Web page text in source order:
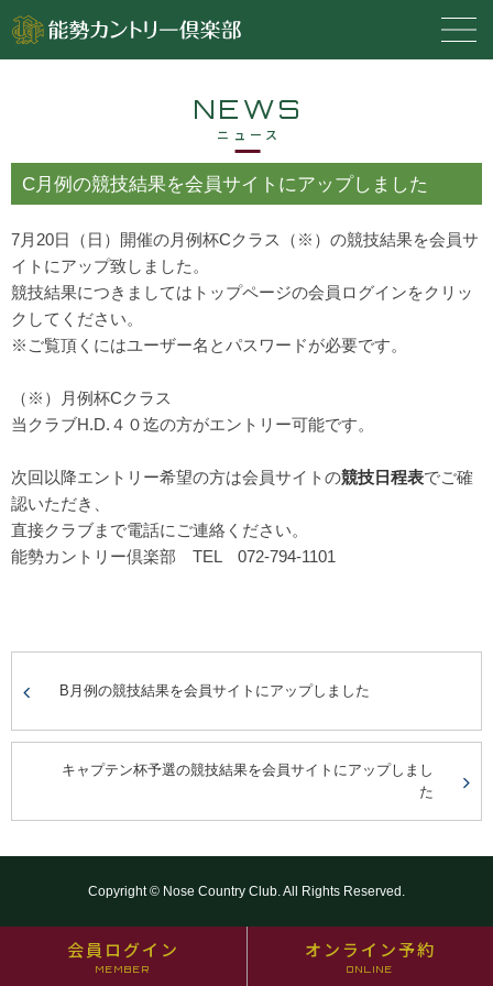
会員ログイン
MEMBER
オンライン予約
ONLINE
NEWS
ニュース
C月例の競技結果を会員サイトにアップしました
7月20日（日）開催の月例杯Cクラス（※）の競技結果を会員サ
イトにアップ致しました。
競技結果につきましてはトップページの会員ログインをクリッ
クしてください。
※ご覧頂くにはユーザー名とパスワードが必要です。
（※）月例杯Cクラス
当クラブH.D.４０迄の方がエントリー可能です。
次回以降エントリー希望の方は会員サイトの競技日程表でご確
認いただき、
直接クラブまで電話にご連絡ください。
能勢カントリー倶楽部 TEL 072-794-1101
B月例の競技結果を会員サイトにアップしました
キャプテン杯予選の競技結果を会員サイトにアップしまし
た
Copyright © Nose Country Club. All Rights Reserved.